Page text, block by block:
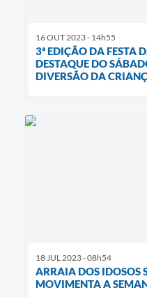
16 OUT 2023 - 14h55
3ª EDIÇÃO DA FESTA
DESTAQUE DO
DIVERSÃO DA
18 JUL 2023 - 08h54
ARRAIA DOS IDOSOS
MOVIMENTA A